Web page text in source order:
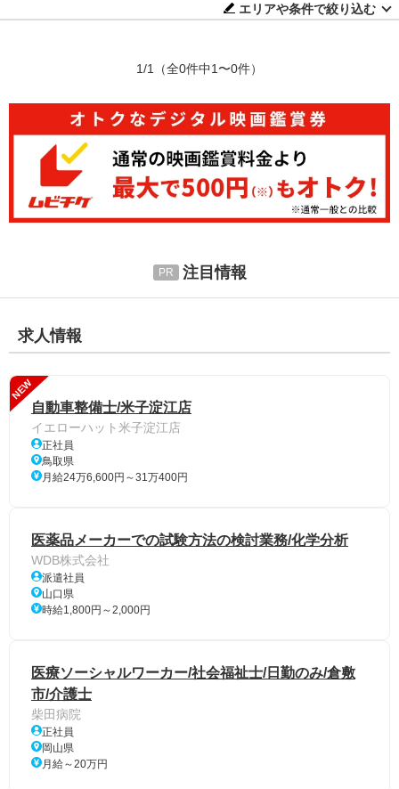
エリアや条件で絞り込む
1/1 （全0件中1〜0件）
注目情報
求人情報
NEW
自動車整備士/米子淀江店
イエローハット米子淀江店
正社員
鳥取県
月給24万6,600円～31万400円
医薬品メーカーでの試験方法の検討業務/化学分析
WDB株式会社
派遣社員
山口県
時給1,800円～2,000円
医療ソーシャルワーカー/社会福祉士/日勤のみ/倉敷
市/介護士
柴田病院
正社員
岡山県
月給～20万円